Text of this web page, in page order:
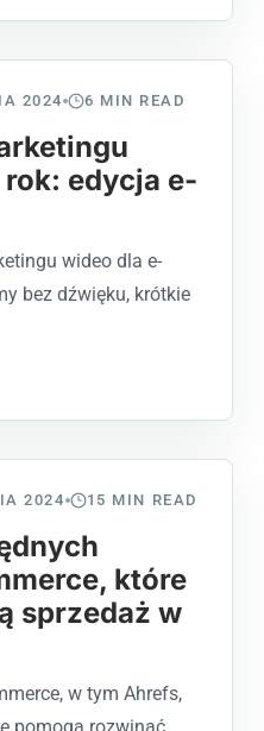
2024 6 MIN READ
edycja e-
wideo dla e-
bez dźwięku, krótkie
2024 15 MIN READ
które
sprzedaż w
w tym Ahrefs,